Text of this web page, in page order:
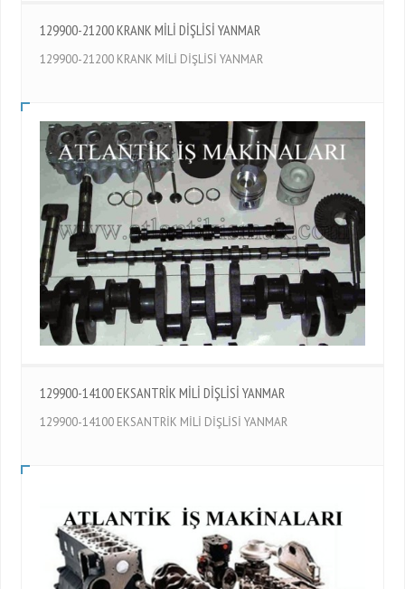
129900-21200 KRANK MİLİ DİŞLİSİ YANMAR
129900-21200 KRANK MİLİ DİŞLİSİ YANMAR
129900-14100 EKSANTRİK MİLİ DİŞLİSİ YANMAR
129900-14100 EKSANTRİK MİLİ DİŞLİSİ YANMAR